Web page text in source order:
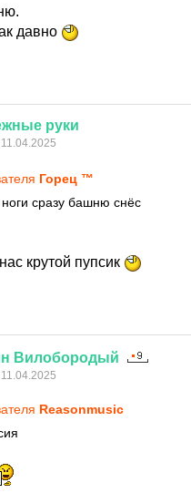
давно
руки
Горец ™
сразу башню снёс
крутой пупсик
Вилобородый
Reasonmusic